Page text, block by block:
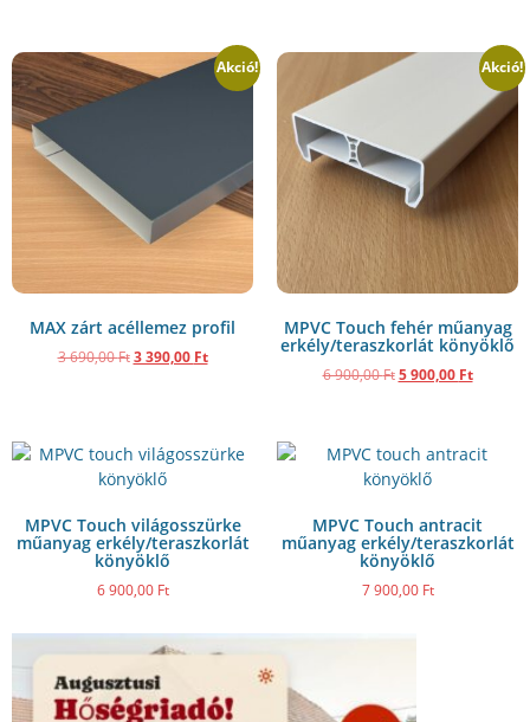
Akció!
MAX zárt acéllemez profil
3 690,00Ft 3 390,00 Ft
Akció!
MPVC Touch fehér műanyag
erkély/teraszkorlát könyöklő
6 900,00Ft 5 900,00 Ft
MPVC Touch világosszürke
műanyag erkély/teraszkorlát
könyöklő
6 900,00 Ft
MPVC Touch antracit
műanyag erkély/teraszkorlát
könyöklő
7 900,00 Ft